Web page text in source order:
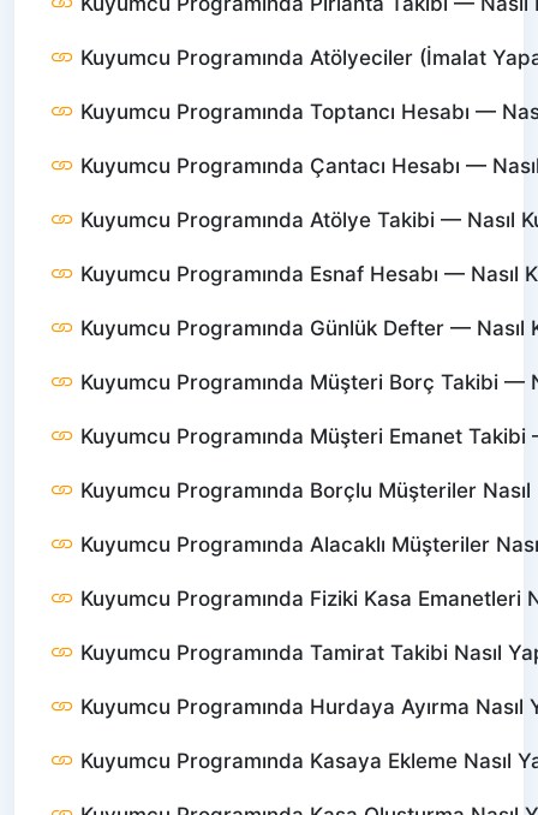
Kuyumcu Programında Atölyeciler (İmalat
Kuyumcu Programında Toptancı Hesabı —
Kuyumcu Programında Çantacı Hesabı — Nasıl
Kuyumcu Programında Atölye Takibi — Nasıl
Kuyumcu Programında Esnaf Hesabı — Nasıl
Kuyumcu Programında Günlük Defter — Nasıl
Kuyumcu Programında Müşteri Borç Takibi —
Kuyumcu Programında Müşteri Emanet Takibi
Kuyumcu Programında Borçlu Müşteriler Nasıl
Kuyumcu Programında Alacaklı Müşteriler
Kuyumcu Programında Fiziki Kasa Emanetleri
Kuyumcu Programında Tamirat Takibi Nasıl
Kuyumcu Programında Hurdaya Ayırma Nasıl
Kuyumcu Programında Kasaya Ekleme Nasıl